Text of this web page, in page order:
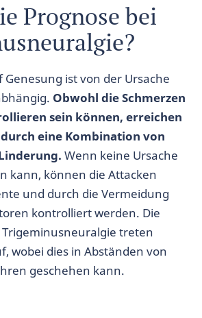
Prognose bei
Genesung ist von der Ursache
Obwohl die Schmerzen
sein können, erreichen
eine Kombination von
Wenn keine Ursache
kann, können die Attacken
und durch die Vermeidung
kontrolliert werden. Die
treten
wobei dies in Abständen von
geschehen kann.